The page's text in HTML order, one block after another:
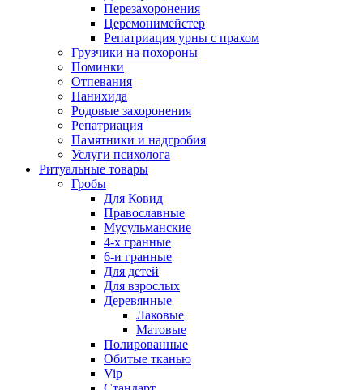
Перезахоронения
Церемонимейстер
Репатриация урны с прахом
Грузчики на похороны
Поминки
Отпевания
Панихида
Родовые захоронения
Репатриация
Памятники и надгробия
Услуги психолога
Ритуальные товары
Гробы
Для Ковид
Православные
Мусульманские
4-х гранные
6-и гранные
Для детей
Для взрослых
Деревянные
Лаковые
Матовые
Полированные
Обитые тканью
Vip